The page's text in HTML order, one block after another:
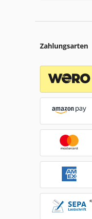
Zahlungsarten